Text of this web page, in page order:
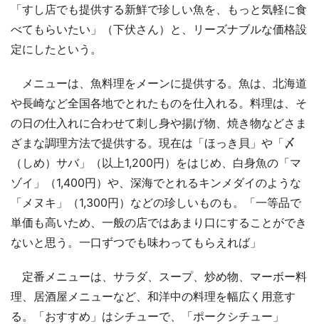
「すし店でも提供する新鮮で珍しい魚を、もっと気軽に食
べてもらいたい」（下伏さん）と、リーズナブルな価格設
定にしたという。
メニューは、魚料理をメーンに提供する。魚は、北海道
や長崎など全国各地でとれたものを仕入れる。料理は、そ
の日の仕入れに合わせて刺し身や揚げ物、焼き物などさま
ざまな調理方法で提供する。現在は「ほっき貝」や「〆
（しめ）サバ」（以上1,200円）をはじめ、白身魚の「マ
ゾイ」（1,400円）や、深海でとれるキンメダイのような
「メヌキ」（1,300円）などの珍しいものも。「一等品で
単価も高いため、一般の店ではあまり口にすることができ
ないと思う。一口ずつでも味わってもらえれば」
定番メニューは、サラダ、スープ、炒め物、マーボー料
理、居酒屋メニューなど、和洋中の料理を幅広く用意す
る。「おすすめ」はシチューで、「ポークシチュー」